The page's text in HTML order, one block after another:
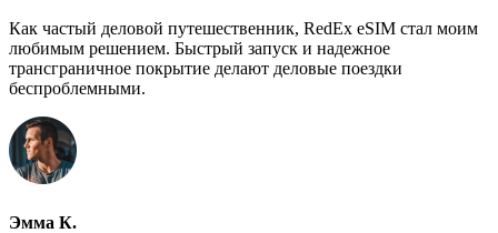
Как частый деловой путешественник, RedEx eSIM стал моим
любимым решением. Быстрый запуск и надежное
трансграничное покрытие делают деловые поездки
беспроблемными.
Эмма К.